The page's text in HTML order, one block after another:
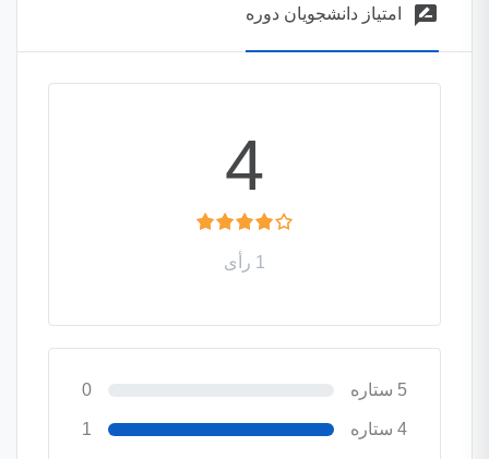
rate_review امتیاز دانشجویان دوره
4
1 رأی
5 ستاره 0
4 ستاره 1